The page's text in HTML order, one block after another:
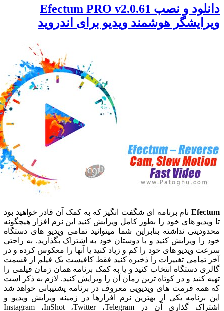
دانلود و نصب Efectum PRO v2.0.61
هوشمند ویدیو برای اندروید
نام برنامه ای شگفت انگیز که به کمک آن قادر خواهید بود
های خود را بطور کامل ویرایش کنید این نرم افزار هیچگونه
نداشته بنابراین شما میتوانید تمامی ویدیو های دستگاه
ویرایش کنید و با دوستان خود به اشتراک بگذارید. به راحتی
های خود را کم و زیاد کنید یا آنها را معکوس کرده و در
تغییرات را ذخیره کنید فقط کافیست یک فیلم از قسمت
دستگاه انتخاب کنید و یا به کمک برنامه همان زمان فیلمی را
و در کوتاه ترین زمان آن را ویرایش کنید. لازم به ذکر است
فرمت های ویدیویی معروف در برنامه پشتیبانی خواهد شد
یکی از بهترین نرم افزارها در زمینه ویرایش ویدیو و
اشتراک گذاری آن در Instagram ،InShot ،Twitter ،Telegram